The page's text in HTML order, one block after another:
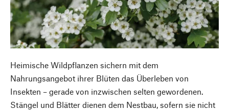
Heimische Wildpflanzen sichern mit dem
Nahrungsangebot ihrer Blüten das Überleben von
Insekten – gerade von inzwischen selten gewordenen.
Stängel und Blätter dienen dem Nestbau, sofern sie nicht